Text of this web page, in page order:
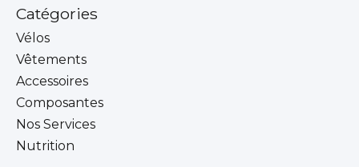
Catégories
Vélos
Vêtements
Accessoires
Composantes
Nos Services
Nutrition